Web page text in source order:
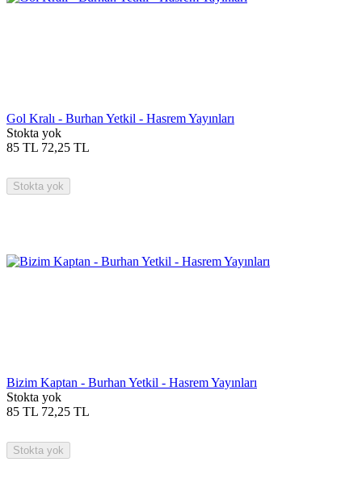
Gol Kralı - Burhan Yetkil - Hasrem Yayınları
Stokta yok
85 TL 72,25 TL
Stokta yok
Bizim Kaptan - Burhan Yetkil - Hasrem Yayınları
Stokta yok
85 TL 72,25 TL
Stokta yok